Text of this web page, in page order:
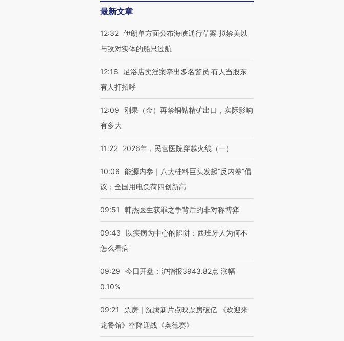
最新文章
12:32 伊朗单方面公布海峡通行草案 拟禁美以
与敌对实体的船只过航
12:16
足浴店卖淫案牵出多名警员 有人当股东
有人打招呼
12:09
刚果（金）再禁铜钴精矿出口，实际影响
有多大
11:22 2026年，民营医院穿越火线（一）
10:06
能源内参｜八大硅料巨头发起“反内卷”倡
议；全国用电负荷四创新高
09:51 韩杰医生获罪之争背后的非对称博弈
09:43
以疾病为中心的陷阱：西班牙人为何不
怎么看病
09:29
今日开盘：沪指报3943.82点 涨幅
0.10%
09:21
票房｜沈腾新片点映票房破亿 《欢迎来
龙餐馆》空降迎战《奥德赛》